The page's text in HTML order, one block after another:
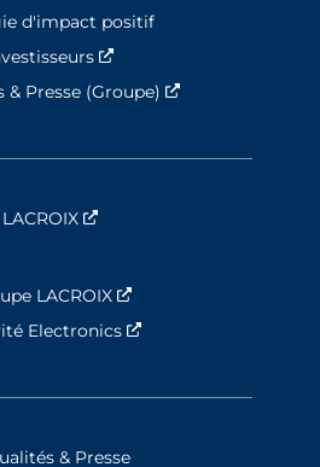
d'impact positif
& Presse (Groupe)
Nouvelle fenêtre
LACROIX Nouvelle fenêtre
LACROIX
Nouvelle fenêtre
Electronics
& Presse